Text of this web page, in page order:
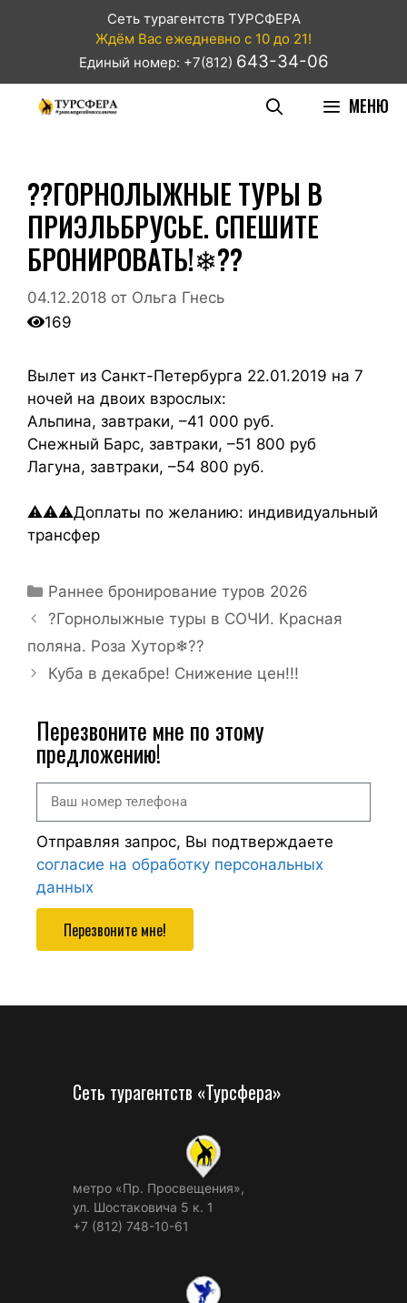
Сеть турагентств ТУРСФЕРА
Ждём Вас ежедневно с 10 до 21!
Единый номер: +7(812) 643-34-06
МЕНЮ
??ГОРНОЛЫЖНЫЕ ТУРЫ В
ПРИЭЛЬБРУСЬЕ. СПЕШИТЕ
БРОНИРОВАТЬ!❄??
04.12.2018 от Ольга Гнесь
169
Вылет из Санкт-Петербурга 22.01.2019 на 7
ночей на двоих взрослых:
Альпина, завтраки, –41 000 руб.
Снежный Барс, завтраки, –51 800 руб
Лагуна, завтраки, –54 800 руб.
⚠⚠⚠Доплаты по желанию: индивидуальный
трансфер
Раннее бронирование туров 2026
?Горнолыжные туры в СОЧИ. Красная
поляна. Роза Хутор❄??
Куба в декабре! Снижение цен!!!
Перезвоните мне по этому
предложению!
Отправляя запрос, Вы подтверждаете
согласие на обработку персональных
данных
Перезвоните мне!
Сеть турагентств «Турсфера»
метро «Пр. Просвещения»,
ул. Шостаковича 5 к. 1
+7 (812) 748-10-61